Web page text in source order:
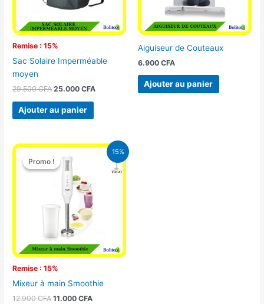
Remise : 15%
Sac Solaire Imperméable
moyen
29.500CFA 25.000CFA
Ajouter au panier
Aiguiseur de Couteaux
6.900 CFA
Ajouter au panier
15%
Promo !
Remise : 15%
Promo !
Mixeur à main Smoothie
12.900CFA
Le
prix
initial
était :
12.900 CFA.
11.000CFA
Le